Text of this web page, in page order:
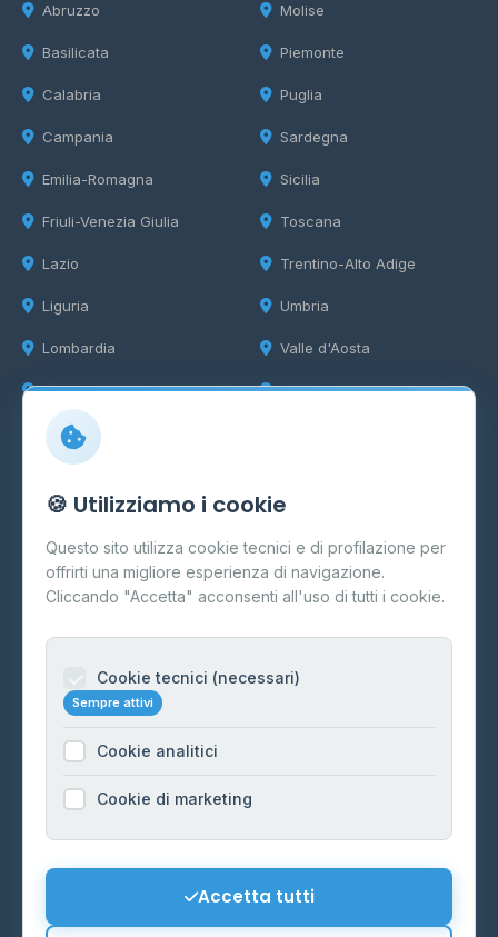
Abruzzo
Basilicata
Calabria
Campania
Emilia-Romagna
Friuli-Venezia Giulia
Lazio
Liguria
Lombardia
Marche
Molise
Piemonte
Puglia
Sardegna
Sicilia
Toscana
Trentino-Alto Adige
Umbria
Valle d'Aosta
Veneto
Info
Cos'è il GPL
FAQ
Contatti
Informazioni legali
Cookie Policy
Preferenze Cookie
Mappa del sito
🍪 Utilizziamo i cookie
Questo sito utilizza cookie tecnici e di profilazione per
offrirti una migliore esperienza di navigazione.
Cliccando "Accetta" acconsenti all'uso di tutti i cookie.
Cookie tecnici (necessari)
Sempre attivi
Cookie analitici
Cookie di marketing
Accetta tutti